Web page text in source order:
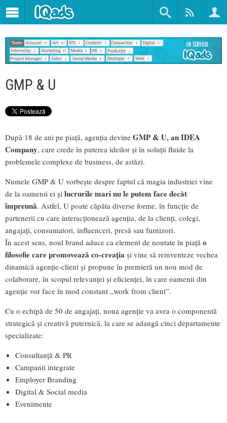
GMP & U
După 18 de ani pe piață, agenția devine GMP & U, an IDEA
Company, care crede în puterea ideilor și în soluții fluide la
problemele complexe de business, de astăzi.
Numele GMP & U vorbește despre faptul că magia industriei vine
de la oamenii ei și lucrurile mari nu le putem face decât
împreună. Astfel, U poate căpăta diverse forme, în funcție de
partenerii cu care interacționează agenția, de la clienți, colegi,
angajați, consumatori, influenceri, presă sau furnizori.
În acest sens, noul brand aduce ca element de noutate în piață o
filosofie care promovează co-creația și vine să reinventeze vechea
dinamică agenție-client și propune în premieră un nou mod de
colaborare, în scopul relevanței și eficienței, în care oamenii din
agenție vor face în mod constant „work from client”.
Cu o echipă de 50 de angajați, noua agenție va avea o componentă
strategică și creativă puternică, la care se adaugă cinci departamente
specializate:
Consultanță & PR
Campanii integrate
Employer Branding
Digital & Social media
Evenimente